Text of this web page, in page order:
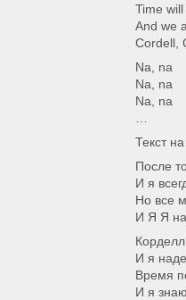
Time
And we
Cordell,
Na, na
Na, na
Na, na
Текст
После
И я
Но все
И Я Я
И я
Время
И я